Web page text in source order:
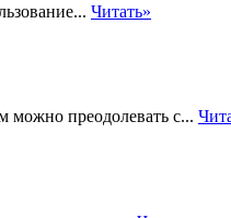
Читать»
преодолевать с...